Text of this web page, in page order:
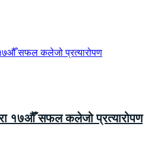
१७औँ सफल कलेजो प्रत्यारोपण